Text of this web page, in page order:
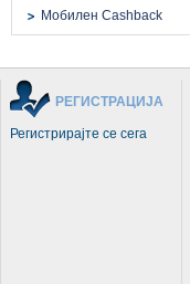
Мобилен Cashback
РЕГИСТРАЦИЈА
Регистрирајте се сега